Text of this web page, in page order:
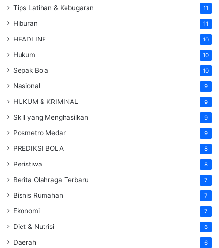
Tips Latihan & Kebugaran 11
Hiburan 11
HEADLINE 10
Hukum 10
Sepak Bola 10
Nasional 9
HUKUM & KRIMINAL 9
Skill yang Menghasilkan 9
Posmetro Medan 9
PREDIKSI BOLA 8
Peristiwa 8
Berita Olahraga Terbaru 7
Bisnis Rumahan 7
Ekonomi 7
Diet & Nutrisi 6
Daerah 6